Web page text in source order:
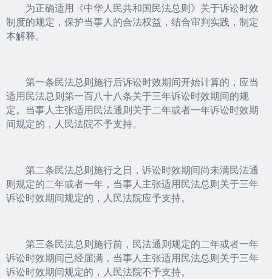
为正确适用《中华人民共和国民法总则》关于诉讼时效
制度的规定，保护当事人的合法权益，结合审判实践，制定
本解释。
第一条民法总则施行后诉讼时效期间开始计算的，应当
适用民法总则第一百八十八条关于三年诉讼时效期间的规
定。当事人主张适用民法通则关于二年或者一年诉讼时效期
间规定的，人民法院不予支持。
第二条民法总则施行之日，诉讼时效期间尚未满民法通
则规定的二年或者一年，当事人主张适用民法总则关于三年
诉讼时效期间规定的，人民法院应予支持。
第三条民法总则施行前，民法通则规定的二年或者一年
诉讼时效期间已经届满，当事人主张适用民法总则关于三年
诉讼时效期间规定的，人民法院不予支持。